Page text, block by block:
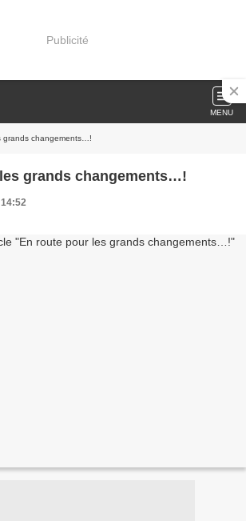
Publicité
MENU
grands changements…!
grands changements…!